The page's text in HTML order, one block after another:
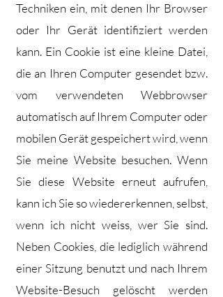
Techniken ein, mit denen Ihr Browser
oder Ihr Gerät identifiziert werden
kann. Ein Cookie ist eine kleine Datei,
die an Ihren Computer gesendet bzw.
vom verwendeten Webbrowser
automatisch auf Ihrem Computer oder
mobilen Gerät gespeichert wird, wenn
Sie meine Website besuchen. Wenn
Sie diese Website erneut aufrufen,
kann ich Sie so wiedererkennen, selbst,
wenn ich nicht weiss, wer Sie sind.
Neben Cookies, die lediglich während
einer Sitzung benutzt und nach Ihrem
Website-Besuch gelöscht werden